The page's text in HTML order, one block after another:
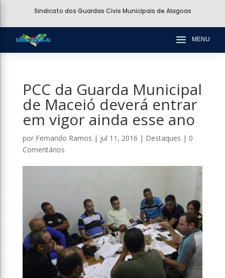
Sindicato dos Guardas Civis Municipais de Alagoas
a MENU
PCC da Guarda Municipal
de Maceió deverá entrar
em vigor ainda esse ano
por Fernando Ramos | jul 11, 2016 | Destaques | 0
Comentários